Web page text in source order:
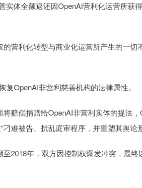
体全额返还因OpenAI营利化运营所获
利化转型与商业化运营所产生的一切
OpenAI非营利慈善机构的法律属性。
偿捐赠给OpenAI非营利实体的提法，
难被告、扰乱庭审程序，并重塑其舆论形
年，双方因控制权爆发冲突，最终